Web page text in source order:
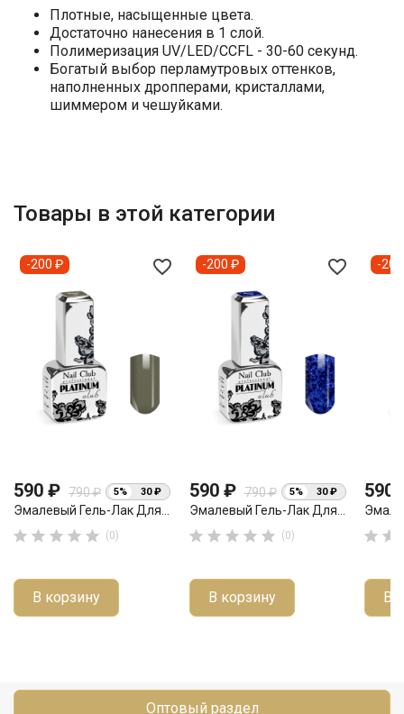
Плотные, насыщенные цвета.
Достаточно нанесения в 1 слой.
Полимеризация UV/LED/CCFL - 30-60 секунд.
Богатый выбор перламутровых оттенков,
наполненных дропперами, кристаллами,
шиммером и чешуйками.
Товары в этой категории
favorite_border
590 ₽ 790 ₽ 5% 30 ₽
Эмалевый Гель-Лак Для...
     (0)
В корзину
-200 ₽ favorite_border
590 ₽ 790 ₽ 5% 30 ₽
Эмалевый Гель-Лак Для...
     (0)
В корзину
-200 ₽
590
 
В
-
Оптовый раздел